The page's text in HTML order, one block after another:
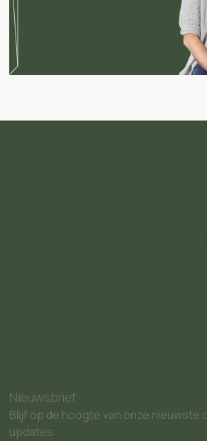
Nieuwsbrief
Blijf op de hoogte van onze nieuwste
updates